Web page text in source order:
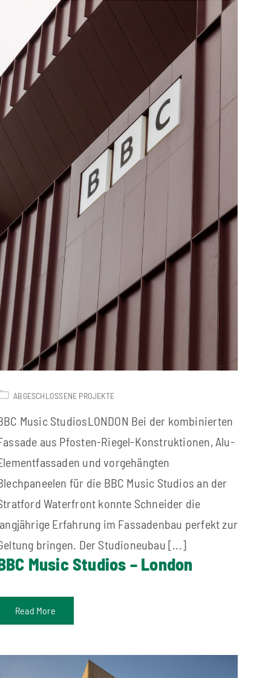
ABGESCHLOSSENE PROJEKTE
Music StudiosLONDON Bei der kombinierten
aus Pfosten-Riegel-Konstruktionen, Alu-
und vorgehängten
für die BBC Music Studios an der
Waterfront konnte Schneider die
Erfahrung im Fassadenbau perfekt zur
bringen. Der Studioneubau [...]
Music Studios – London
Read More